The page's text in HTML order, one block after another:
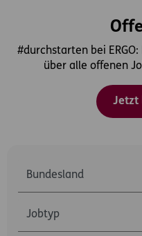
#durchstarten bei
über alle offenen
Jetzt